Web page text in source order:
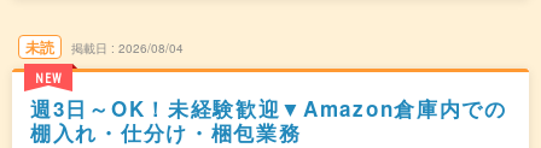
未読
NEW
掲載日 2026/08/04
週3日～OK！未経験歓迎▼Amazon倉庫内での
棚入れ・仕分け・梱包業務